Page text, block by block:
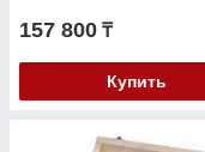
157 800 ₸
Купить